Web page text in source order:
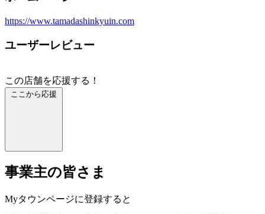
https://www.tamadashinkyuin.com
ユーザーレビュー
この店舗を応援する！
ここから応援
事業主の皆さま
Myタウンページに登録すると